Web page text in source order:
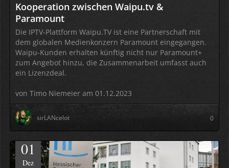
Kooperation zwischen Waipu.tv &
Paramount
Die IPTV-Plattform Waipu.TV ist eine Partnerschaft mit
dem globalen Medienkonzern Paramount eingegangen.
Waipu-Kunden erhalten künftig nicht nur Paramount+
zum Angebot hinzu, die Zusammenarbeit umfasst auch
ein Lizenzdeal.
von Timo Niemeier am 01.12.2023
sirLANcelot 0
01
Dez